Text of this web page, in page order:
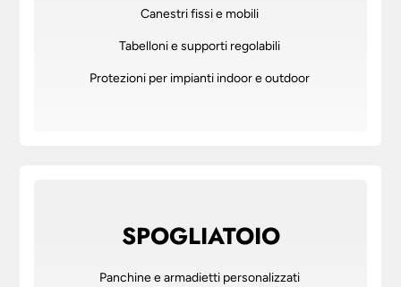
Canestri fissi e mobili
Tabelloni e supporti regolabili
Protezioni per impianti indoor e outdoor
SPOGLIATOIO
Panchine e armadietti personalizzati